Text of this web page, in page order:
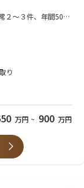
２～３件、年間50件
ンです。外部業者
件を完成させてい
店、飲食店、その他
り
る知識をお持ちの方
万円 ~ 900 万円